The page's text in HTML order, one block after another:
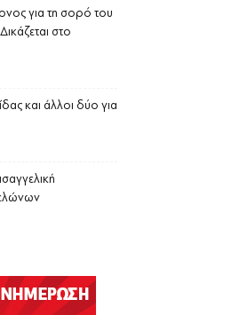
για τη σορό του
στο
και άλλοι δύο για